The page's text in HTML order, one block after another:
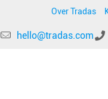
Over Tradas
hello@tradas.com